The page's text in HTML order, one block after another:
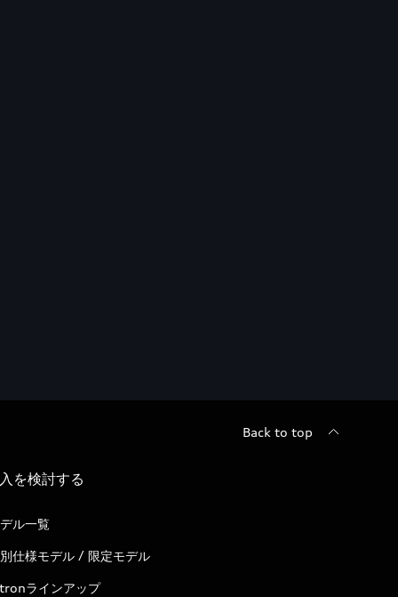
Back to top
を検討する
ル一覧
仕様モデル / 限定モデル
ラインアップ